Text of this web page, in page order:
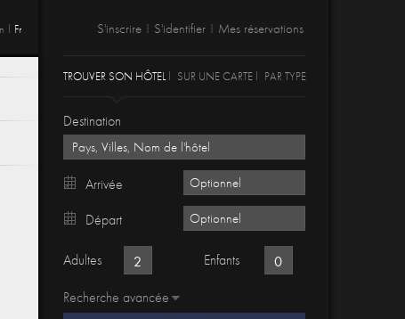
Fr S'inscrire | S'identifier | Mes réservations
TROUVER SON HÔTEL SUR UNE CARTE PAR TYPE
Destination
Arrivée
Départ
Adultes
Enfants
Recherche avancée